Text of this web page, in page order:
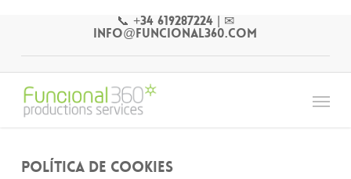
content
📞 +34 619287224| ✉
info@funcional360.com
Menu
Política de cookies